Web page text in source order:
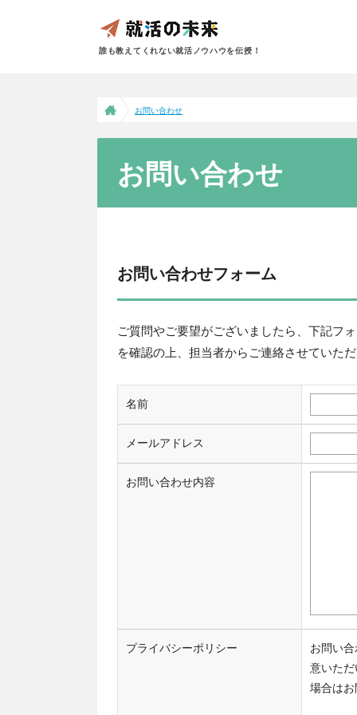
誰も教えてくれない就活ノウハウを伝授！
お問い合わせ
お問い合わせ
お問い合わせフォーム
ご質問やご要望がございましたら、下記フ
を確認の上、担当者からご連絡させていた
名前
メールアドレス
お問い合わせ内容
プライバシーポリシー
お問い
意いた
場合は